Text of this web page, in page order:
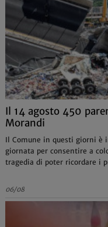
Il 14 agosto 450
Morandi
Il Comune in questi giorni è
giornata per consentire a
tragedia di poter ricordare i
06/08